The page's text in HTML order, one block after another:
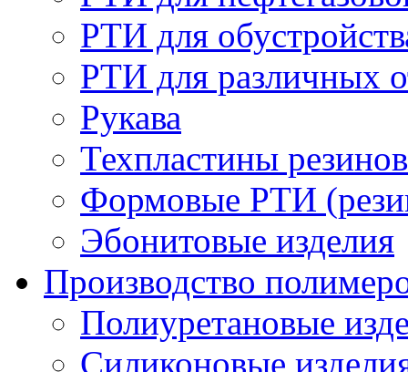
РТИ для
РТИ для различных
Рукава
Техпластины
Формовые РТИ
Эбонитовые изделия
Производство
Полиуретановые
Силиконовые